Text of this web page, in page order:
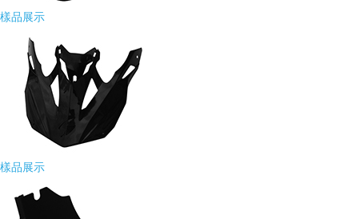
樣品展示
樣品展示